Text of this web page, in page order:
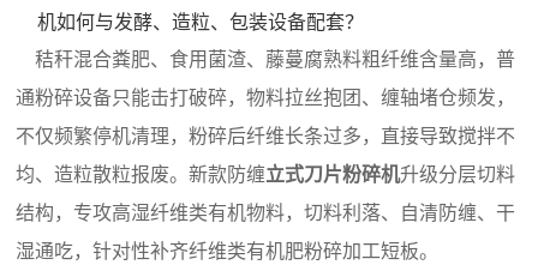
机如何与发酵、造粒、包装设备配套？
秸秆混合粪肥、食用菌渣、藤蔓腐熟料粗纤维含量高，普
通粉碎设备只能击打破碎，物料拉丝抱团、缠轴堵仓频发，
不仅频繁停机清理，粉碎后纤维长条过多，直接导致搅拌不
均、造粒散粒报废。新款防缠立式刀片粉碎机升级分层切料
结构，专攻高湿纤维类有机物料，切料利落、自清防缠、干
湿通吃，针对性补齐纤维类有机肥粉碎加工短板。